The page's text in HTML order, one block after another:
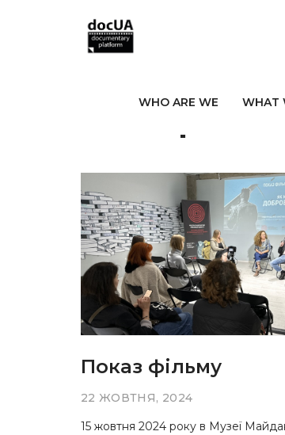
WHO ARE WE WHAT
Автор:
Показ фільму
22 ЖОВТНЯ, 2024
15 жовтня 2024 року в Музеї